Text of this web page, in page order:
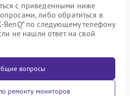
с приведенными ниже
либо обратиться в
BenQ” по следующему телефону
не нашли ответ на свой
вопросы
ремонту мониторов